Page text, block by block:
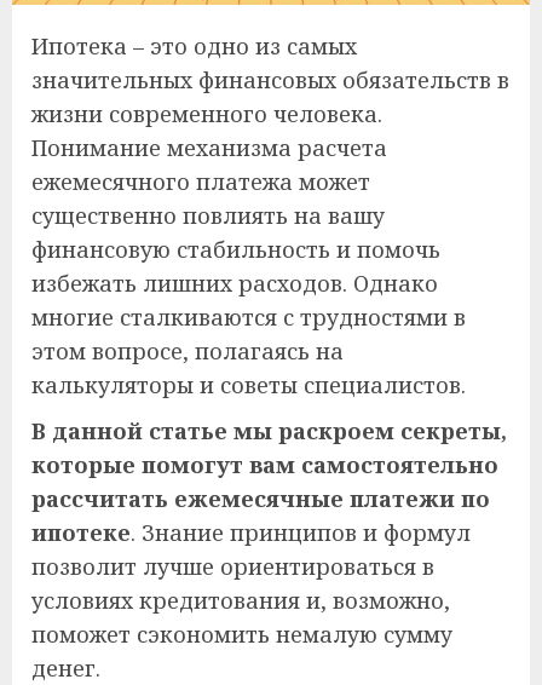
Ипотека – это одно из самых
значительных финансовых обязательств в
жизни современного человека.
Понимание механизма расчета
ежемесячного платежа может
существенно повлиять на вашу
финансовую стабильность и помочь
избежать лишних расходов. Однако
многие сталкиваются с трудностями в
этом вопросе, полагаясь на
калькуляторы и советы специалистов.
В данной статье мы раскроем секреты,
которые помогут вам самостоятельно
рассчитать ежемесячные платежи по
ипотеке. Знание принципов и формул
позволит лучше ориентироваться в
условиях кредитования и, возможно,
поможет сэкономить немалую сумму
денег.